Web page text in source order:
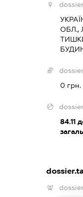
ОБЛ.,
0 грн.
84.11